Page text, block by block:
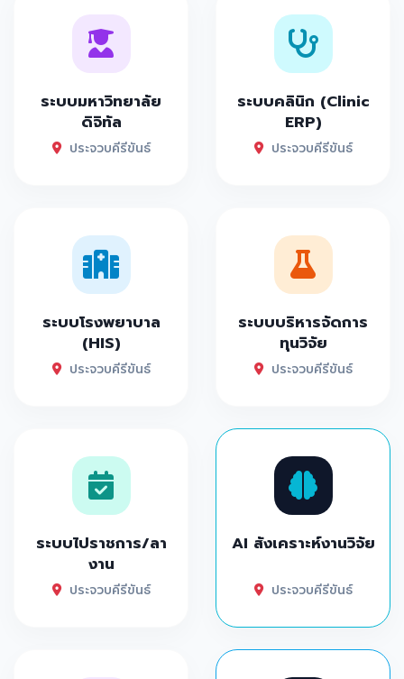
ระบบมหาวิทยาลัย
ดิจิทัล
ประจวบคีรีขันธ์
ระบบคลินิก (Clinic
ERP)
ประจวบคีรีขันธ์
ระบบโรงพยาบาล
(HIS)
ประจวบคีรีขันธ์
ระบบบริหารจัดการ
ทุนวิจัย
ประจวบคีรีขันธ์
ระบบไปราชการ/ลา
งาน
ประจวบคีรีขันธ์
AI สังเคราะห์งานวิจัย
ประจวบคีรีขันธ์